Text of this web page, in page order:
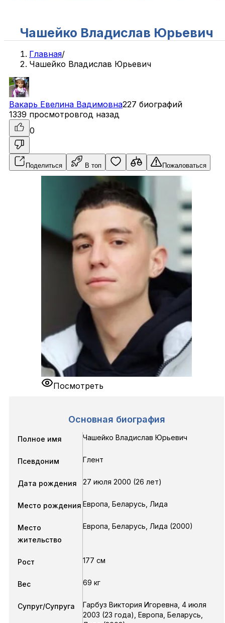
Чашейко Владислав Юрьевич
Главная/
Чашейко Владислав Юрьевич
Вакарь Евелина Вадимовна227 биографий
1339 просмотровгод назад
0
Поделиться В топ Пожаловаться
Посмотреть
Основная биография
Полное имя Чашейко Владислав Юрьевич
Псевдоним Глент
Дата рождения 27 июля 2000 (26 лет)
Место рождения Европа, Беларусь, Лида
Место
жительство
Европа, Беларусь, Лида (2000)
Рост 177 см
Вес 69 кг
Супруг/Супруга Гарбуз Виктория Игоревна 4 июля
2003 (23 года), Европа, Беларусь,